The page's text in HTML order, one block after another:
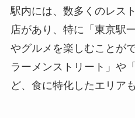
駅内には、数多くのレス
店があり、特に「東京駅
やグルメを楽しむことが
ラーメンストリート」や
ど、食に特化したエリア